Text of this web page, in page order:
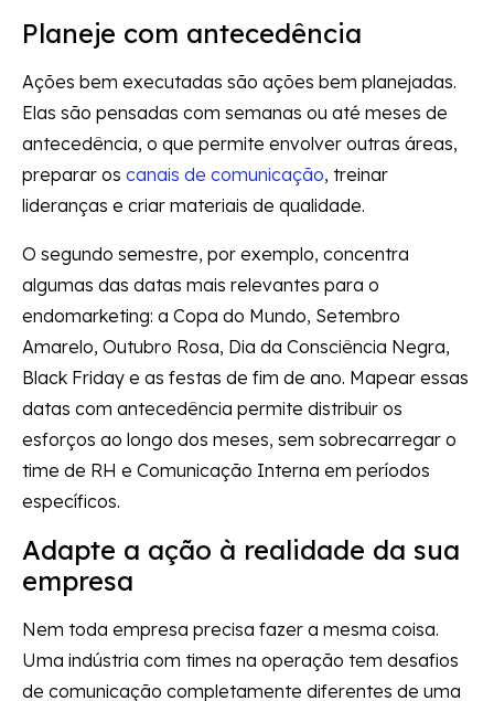
Planeje com antecedência
Ações bem executadas são ações bem planejadas.
Elas são pensadas com semanas ou até meses de
antecedência, o que permite envolver outras áreas,
preparar os canais de comunicação, treinar
lideranças e criar materiais de qualidade.
O segundo semestre, por exemplo, concentra
algumas das datas mais relevantes para o
endomarketing: a Copa do Mundo, Setembro
Amarelo, Outubro Rosa, Dia da Consciência Negra,
Black Friday e as festas de fim de ano. Mapear essas
datas com antecedência permite distribuir os
esforços ao longo dos meses, sem sobrecarregar o
time de RH e Comunicação Interna em períodos
específicos.
Adapte a ação à realidade da sua
empresa
Nem toda empresa precisa fazer a mesma coisa.
Uma indústria com times na operação tem desafios
de comunicação completamente diferentes de uma